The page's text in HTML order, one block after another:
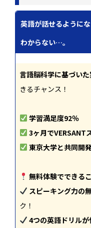
英語が話せるように
わからない…。
言語脳科学に基づい
きるチャンス！
学習満足度92％
3ヶ月でVERSANT
東京大学と共同開
無料体験でできる
スピーキング力の
ク！
4つの英語ドリル